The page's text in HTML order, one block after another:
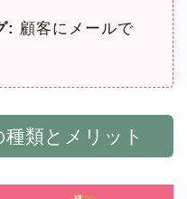
: 顧客にメールで
類とメリット